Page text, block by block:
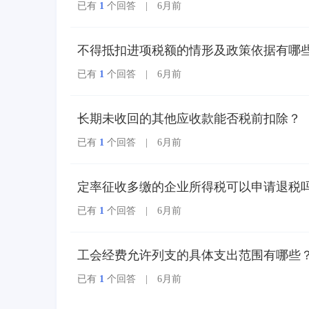
多个票种集成归并为电
发票实行全国统一赋
码、自动流转交付。
已有 1 个回答 | 6月前
不得抵扣进项税额的情形及政策依据有哪
已有 1 个回答 | 6月前
长期未收回的其他应收款能否税前扣除？
已有 1 个回答 | 6月前
定率征收多缴的企业所得税可以申请退税
已有 1 个回答 | 6月前
工会经费允许列支的具体支出范围有哪些？
已有 1 个回答 | 6月前